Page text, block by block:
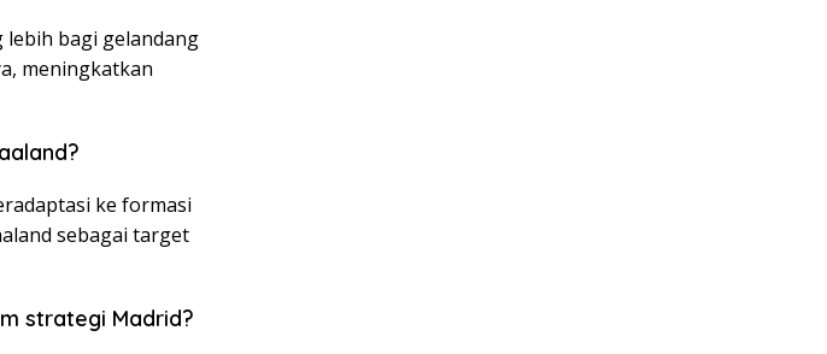
lebih bagi gelandang
meningkatkan
ke formasi
sebagai target
strategi Madrid?